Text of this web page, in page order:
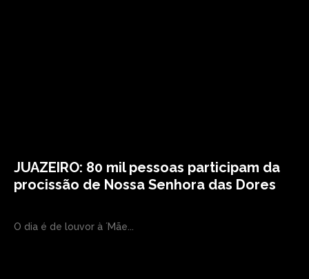
JUAZEIRO: 80 mil pessoas participam da
procissão de Nossa Senhora das Dores
O dia é de louvor à ´Mãe...